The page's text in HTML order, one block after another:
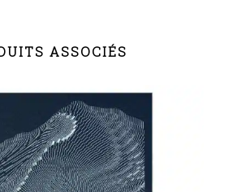
ASSOCIÉS